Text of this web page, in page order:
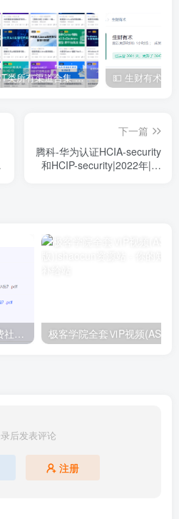
IT类所有渠道合集 持续日更，目前近四千多条资源 年费用户微信私信获取权限
下一篇
腾科-华为认证HCIA-security
和HCIP-security|2022年|价
【每天都会更新】最新付费社群公众号文章 极客学院全套ⅥP视频(AS版)
后发表评论
注册